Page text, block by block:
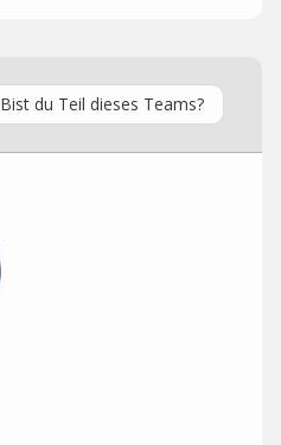
Bist du Teil dieses Teams?